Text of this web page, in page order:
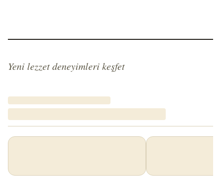
Yeni lezzet deneyimleri keşfet